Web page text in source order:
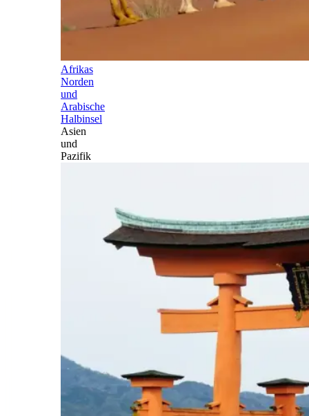
Afrikas
Norden
und
Arabische
Halbinsel
Asien
und
Pazifik